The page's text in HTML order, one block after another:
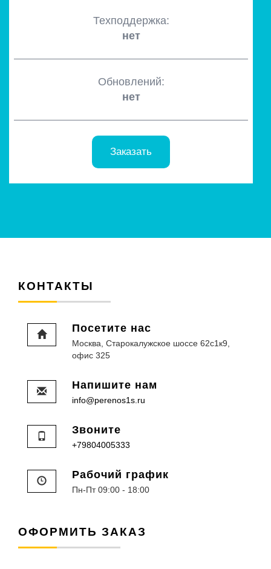
Техподдержка:
нет
Обновлений:
нет
Заказать
КОНТАКТЫ
Посетите нас
Москва, Старокалужское шоссе 62с1к9,
офис 325
Напишите нам
info@perenos1s.ru
Звоните
+79804005333
Рабочий график
Пн-Пт 09:00 - 18:00
ОФОРМИТЬ ЗАКАЗ